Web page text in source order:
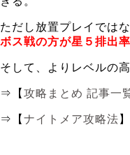
ただし放置プレイでは
ボス戦の方が星５排出率
そして、よりレベルの
⇒【 攻略まとめ 記事一
⇒【 ナイトメア攻略法 】